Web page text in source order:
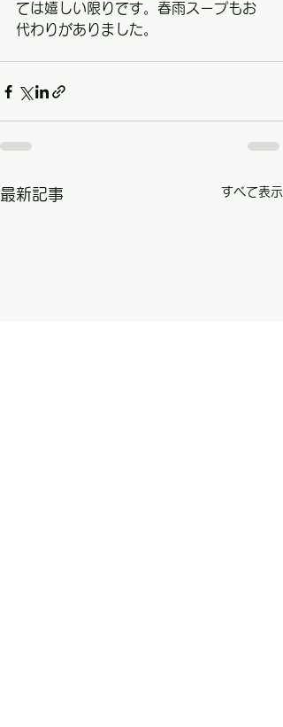
ては嬉しい限りです。春雨スープもお
代わりがありました。
最新記事 すべて表示